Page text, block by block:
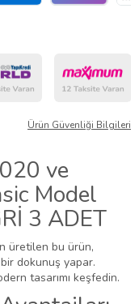
Ürün Güvenliği Bilgileri
ve
Model
3 ADET
üretilen bu ürün,
dokunuş yapar.
tasarımı keşfedin.